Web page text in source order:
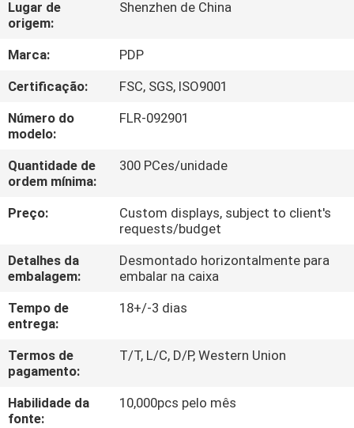
DE
RV
SOBRE
NÓS
EXCURSÃO
DA
FÁBRICA
CONTROLE
QUALIDADE
CONTACTE-
NOS
Lugar de
origem:
Shenzhen de China
Marca:
PDP
Certificação:
FSC, SGS, ISO9001
Número do
modelo:
FLR-092901
Quantidade de
ordem mínima:
300 PCes/unidade
Preço:
Custom displays, subject to client's
requests/budget
Detalhes da
embalagem:
Desmontado horizontalmente para
embalar na caixa
Tempo de
entrega:
18+/-3 dias
Termos de
pagamento:
T/T, L/C, D/P, Western Union
Habilidade da
fonte:
10,000pcs pelo mês